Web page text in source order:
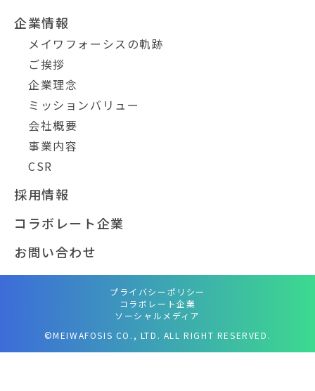
企業情報
メイワフォーシスの軌跡
ご挨拶
企業理念
ミッションバリュー
会社概要
事業内容
CSR
採用情報
コラボレート企業
お問い合わせ
プライバシーポリシー
コラボレート企業
ソーシャルメディア
©MEIWAFOSIS CO., LTD. ALL RIGHT RESERVED.